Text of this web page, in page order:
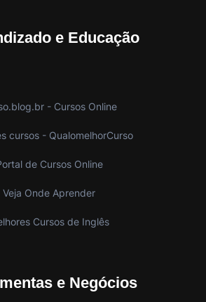
e Educação
- Cursos Online
cursos - QualomelhorCurso
de Cursos Online
Veja Onde Aprender
Cursos de Inglês
e Negócios